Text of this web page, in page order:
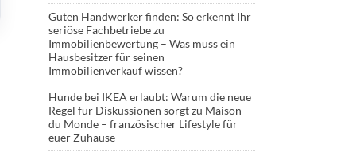
Guten Handwerker finden: So erkennt Ihr
seriöse Fachbetriebezu
Immobilienbewertung – Was muss ein
Hausbesitzer für seinen
Immobilienverkauf wissen?
Hunde bei IKEA erlaubt: Warum die neue
Regel für Diskussionen sorgtzu Maison
du Monde – französischer Lifestyle für
euer Zuhause